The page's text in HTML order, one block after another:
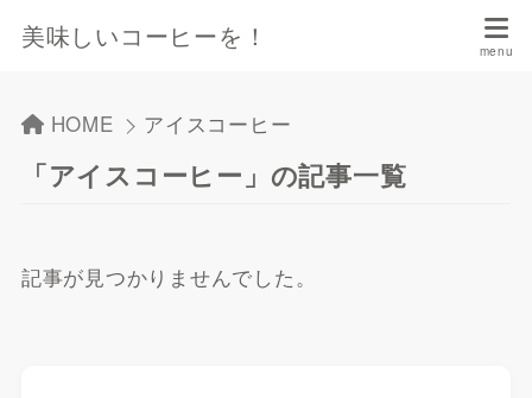
美味しいコーヒーを！
HOME アイスコーヒー
「アイスコーヒー」の記事一覧
記事が見つかりませんでした。